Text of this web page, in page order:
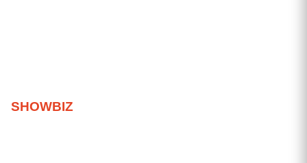
SHOWBIZ